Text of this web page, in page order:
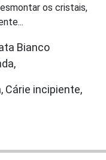
os cristais,
Bianco
Cárie incipiente,